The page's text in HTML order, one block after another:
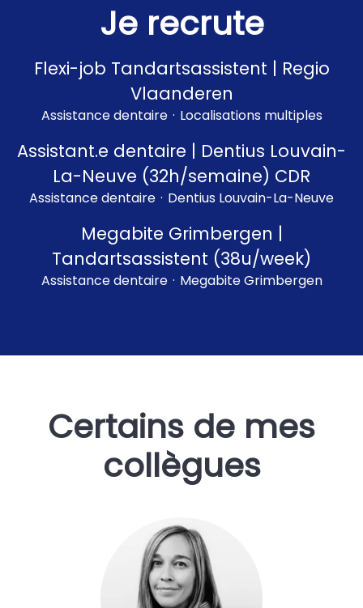
Je recrute
Flexi-job Tandartsassistent | Regio
Vlaanderen
Assistance dentaire · Localisations multiples
Assistant.e dentaire | Dentius Louvain-
La-Neuve (32h/semaine) CDR
Assistance dentaire · Dentius Louvain-La-Neuve
Megabite Grimbergen |
Tandartsassistent (38u/week)
Assistance dentaire · Megabite Grimbergen
Certains de mes
collègues